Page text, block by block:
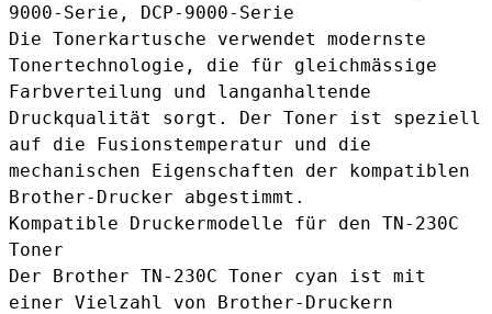
9000-Serie, DCP-9000-Serie
Die Tonerkartusche verwendet modernste
Tonertechnologie, die für gleichmässige
Farbverteilung und langanhaltende
Druckqualität sorgt. Der Toner ist speziell
auf die Fusionstemperatur und die
mechanischen Eigenschaften der kompatiblen
Brother-Drucker abgestimmt.
Kompatible Druckermodelle für den TN-230C
Toner
Der Brother TN-230C Toner cyan ist mit
einer Vielzahl von Brother-Druckern